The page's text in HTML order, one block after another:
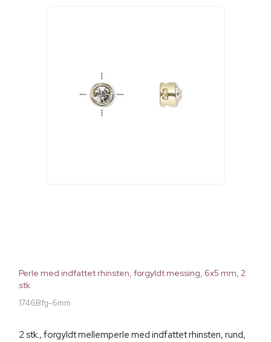
Perle med indfattet rhinsten, forgyldt messing, 6x5 mm, 2
stk
1746Bfg-6mm
2 stk., forgyldt mellemperle med indfattet rhinsten, rund,